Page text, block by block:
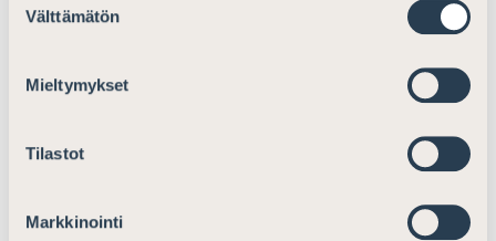
valinta
Välttämätön
Mieltymykset
Tilastot
Markkinointi
Jaa somessa